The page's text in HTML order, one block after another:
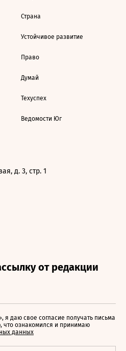
Страна
Устойчивое развитие
Право
Думай
Техуспех
Ведомости Юг
д. 3, стр. 1
я даю свое согласие получать письма
что ознакомился и принимаю
данных